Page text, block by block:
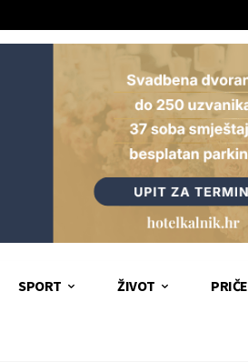
SPORT ŽIVOT PRIČE